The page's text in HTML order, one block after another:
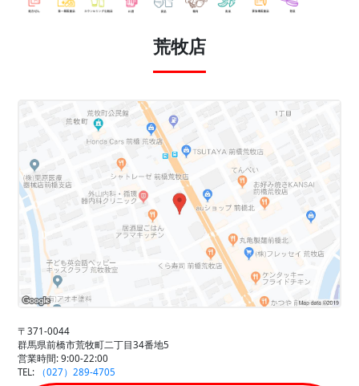
荒牧店
〒371-0044
群馬県前橋市荒牧町二丁目34番地5
営業時間: 9:00-22:00
TEL:
（027）289-4705